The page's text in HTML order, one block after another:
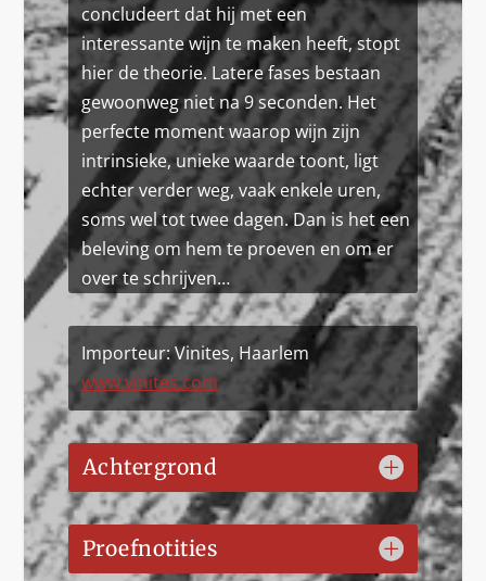
concludeert dat hij met een
interessante wijn te maken heeft, stopt
hier de theorie. Latere fases bestaan
gewoonweg niet na 9 seconden. Het
perfecte moment waarop wijn zijn
intrinsieke, unieke waarde toont, ligt
echter verder weg, vaak enkele uren,
soms wel tot twee dagen. Dan is het een
beleving om hem te proeven en om er
over te schrijven…
Importeur: Vinites, Haarlem
www.vinites.com
Achtergrond
Proefnotities